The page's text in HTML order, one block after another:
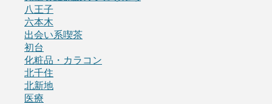
八王子
六本木
出会い系喫茶
初台
化粧品・カラコン
北千住
北新地
医療